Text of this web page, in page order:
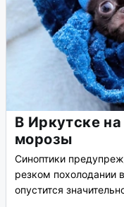
В Иркутске
морозы
Синоптики
резком похолодании
опустится